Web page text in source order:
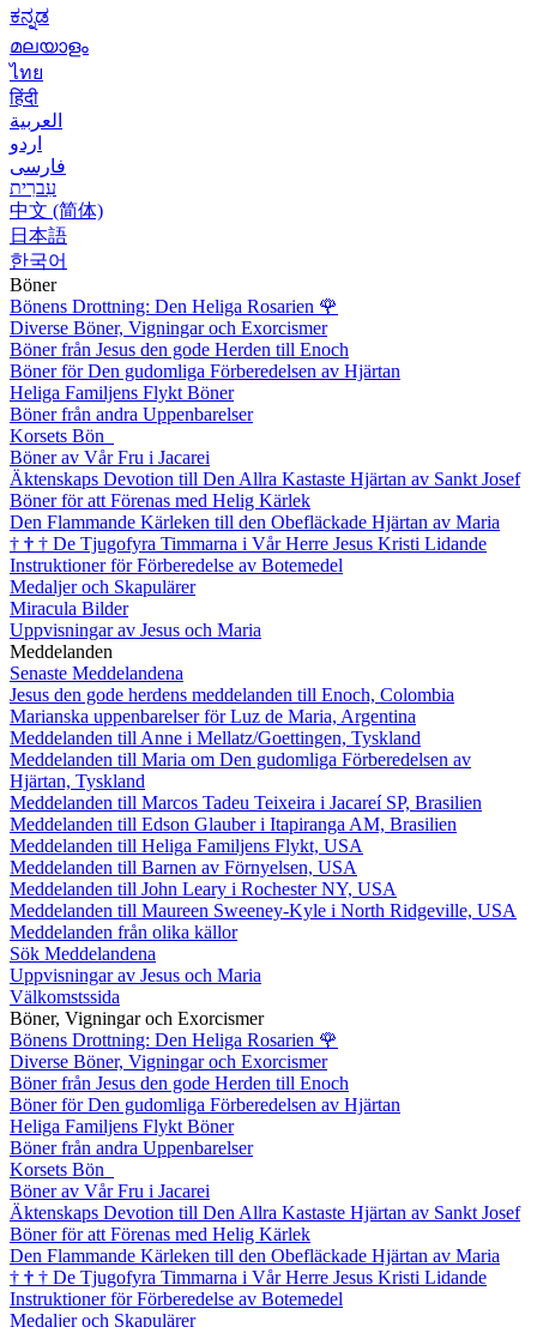
ಕನ್ನಡ
മലയാളം
ไทย
हिंदी
العربية
اردو
فارسی
עִברִית
中文 (简体)
日本語
한국어
Böner
Bönens Drottning: Den Heliga Rosarien 🌹
Diverse Böner, Vigningar och Exorcismer
Böner från Jesus den gode Herden till Enoch
Böner för Den gudomliga Förberedelsen av Hjärtan
Heliga Familjens Flykt Böner
Böner från andra Uppenbarelser
Korsets Bön
Böner av Vår Fru i Jacarei
Äktenskaps Devotion till Den Allra Kastaste Hjärtan av Sankt Josef
Böner för att Förenas med Helig Kärlek
Den Flammande Kärleken till den Obefläckade Hjärtan av Maria
† † † De Tjugofyra Timmarna i Vår Herre Jesus Kristi Lidande
Instruktioner för Förberedelse av Botemedel
Medaljer och Skapulärer
Miracula Bilder
Uppvisningar av Jesus och Maria
Meddelanden
Senaste Meddelandena
Jesus den gode herdens meddelanden till Enoch, Colombia
Marianska uppenbarelser för Luz de Maria, Argentina
Meddelanden till Anne i Mellatz/Goettingen, Tyskland
Meddelanden till Maria om Den gudomliga Förberedelsen av
Hjärtan, Tyskland
Meddelanden till Marcos Tadeu Teixeira i Jacareí SP, Brasilien
Meddelanden till Edson Glauber i Itapiranga AM, Brasilien
Meddelanden till Heliga Familjens Flykt, USA
Meddelanden till Barnen av Förnyelsen, USA
Meddelanden till John Leary i Rochester NY, USA
Meddelanden till Maureen Sweeney-Kyle i North Ridgeville, USA
Meddelanden från olika källor
Sök Meddelandena
Uppvisningar av Jesus och Maria
Välkomstssida
Böner, Vigningar och Exorcismer
Bönens Drottning: Den Heliga Rosarien 🌹
Diverse Böner, Vigningar och Exorcismer
Böner från Jesus den gode Herden till Enoch
Böner för Den gudomliga Förberedelsen av Hjärtan
Heliga Familjens Flykt Böner
Böner från andra Uppenbarelser
Korsets Bön
Böner av Vår Fru i Jacarei
Äktenskaps Devotion till Den Allra Kastaste Hjärtan av Sankt Josef
Böner för att Förenas med Helig Kärlek
Den Flammande Kärleken till den Obefläckade Hjärtan av Maria
† † † De Tjugofyra Timmarna i Vår Herre Jesus Kristi Lidande
Instruktioner för Förberedelse av Botemedel
Medaljer och Skapulärer